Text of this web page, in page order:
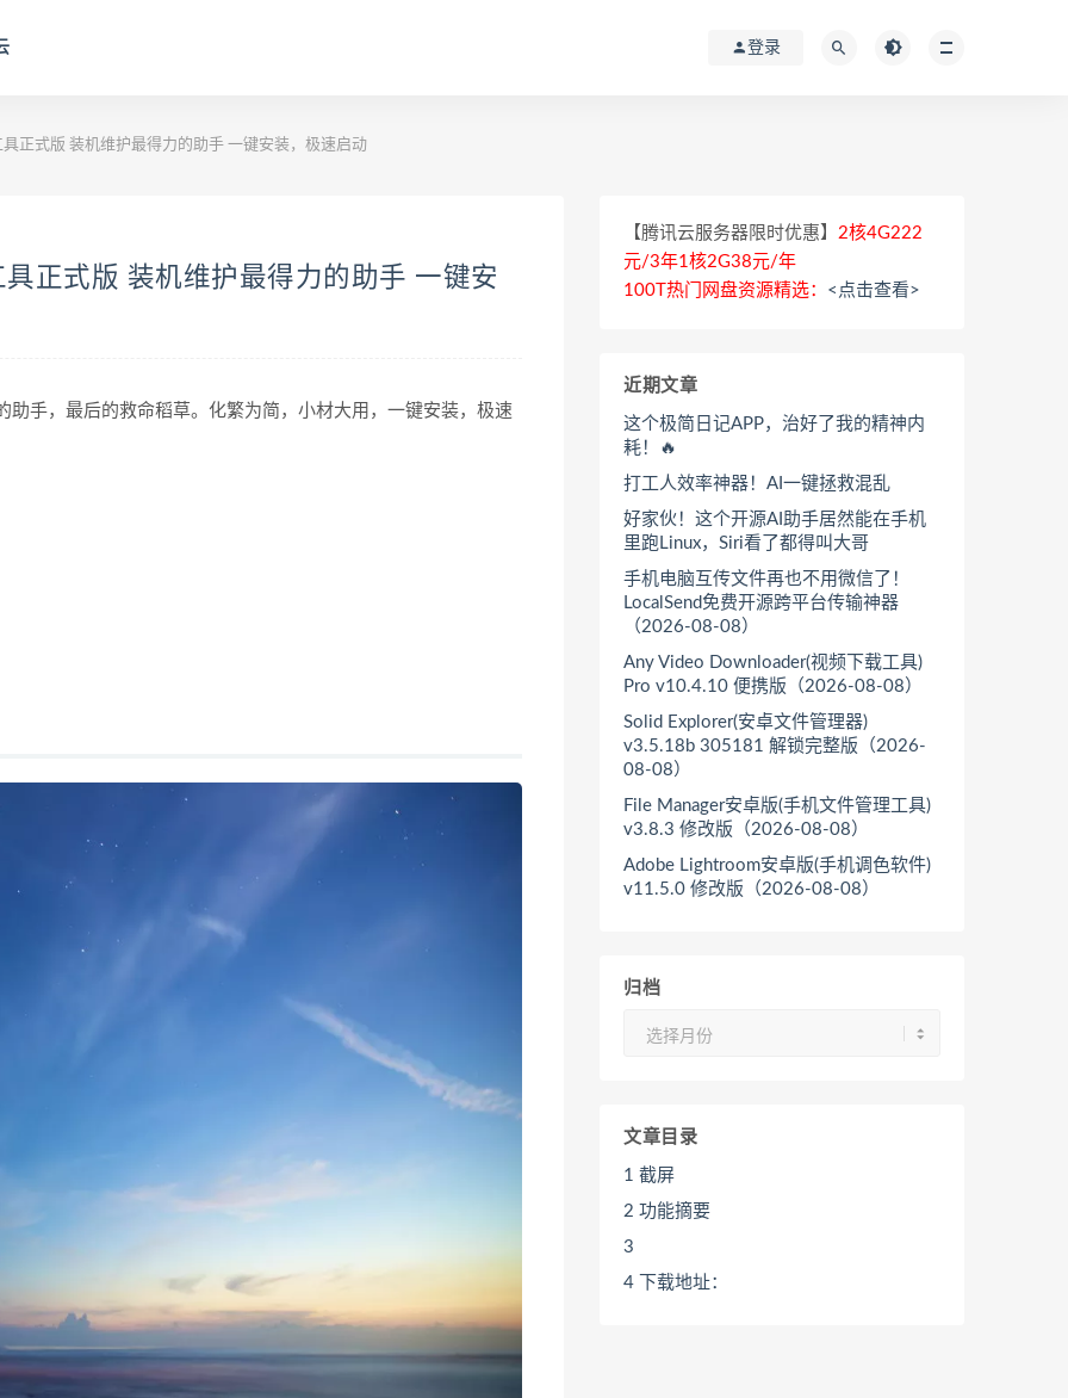
登录
正式版 装机维护最得力的助手 一键安装，极速启动
正式版 装机维护最得力的助手 一键安
助手，最后的救命稻草。化繁为简，小材大用，一键安装，极速
【腾讯云服务器限时优惠】 2核4G222
元/3年1核2G38元/年
100T热门网盘资源精选： <点击查看>
近期文章
这个极简日记APP，治好了我的精神内
耗！🔥
打工人效率神器！AI一键拯救混乱
好家伙！这个开源AI助手居然能在手机
里跑Linux，Siri看了都得叫大哥
手机电脑互传文件再也不用微信了！
LocalSend免费开源跨平台传输神器
（2026-08-08）
Any Video Downloader(视频下载工具)
Pro v10.4.10 便携版（2026-08-08）
Solid Explorer(安卓文件管理器)
v3.5.18b 305181 解锁完整版（2026-
08-08）
File Manager安卓版(手机文件管理工具)
v3.8.3 修改版（2026-08-08）
Adobe Lightroom安卓版(手机调色软件)
v11.5.0 修改版（2026-08-08）
归档
文章目录
1 截屏
2 功能摘要
3
4 下载地址：